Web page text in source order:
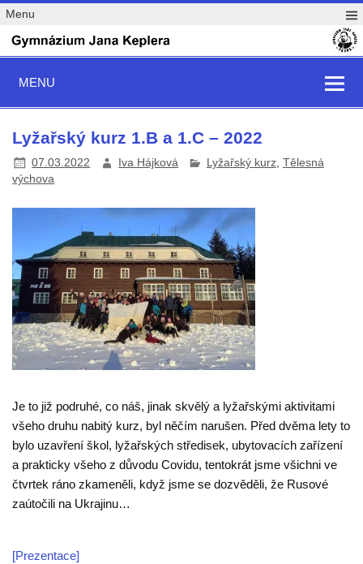
Menu
MENU
Lyžařský kurz 1.B a 1.C – 2022
07.03.2022 Iva Hájková Lyžařský kurz, Tělesná
výchova
Je to již podruhé, co náš, jinak skvělý a lyžařskými aktivitami
všeho druhu nabitý kurz, byl něčím narušen. Před dvěma lety to
bylo uzavření škol, lyžařských středisek, ubytovacích zařízení
a prakticky všeho z důvodu Covidu, tentokrát jsme všichni ve
čtvrtek ráno zkameněli, když jsme se dozvěděli, že Rusové
zaútočili na Ukrajinu…
[Prezentace]